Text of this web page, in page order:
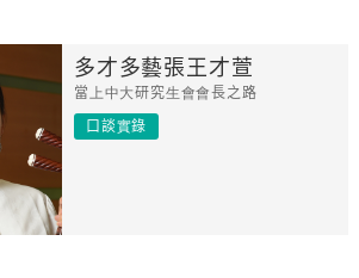
雅共賞 字裏科技
多才多藝張王才萱
當上中大研究生會會長之路
口談實錄